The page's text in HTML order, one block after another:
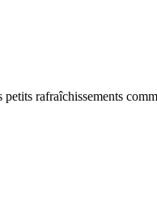
rafraîchissements